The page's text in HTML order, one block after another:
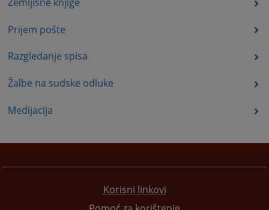
Prijem pošte
Razgledanje spisa
Žalbe na sudske odluke
Medijacija
Korisni linkovi